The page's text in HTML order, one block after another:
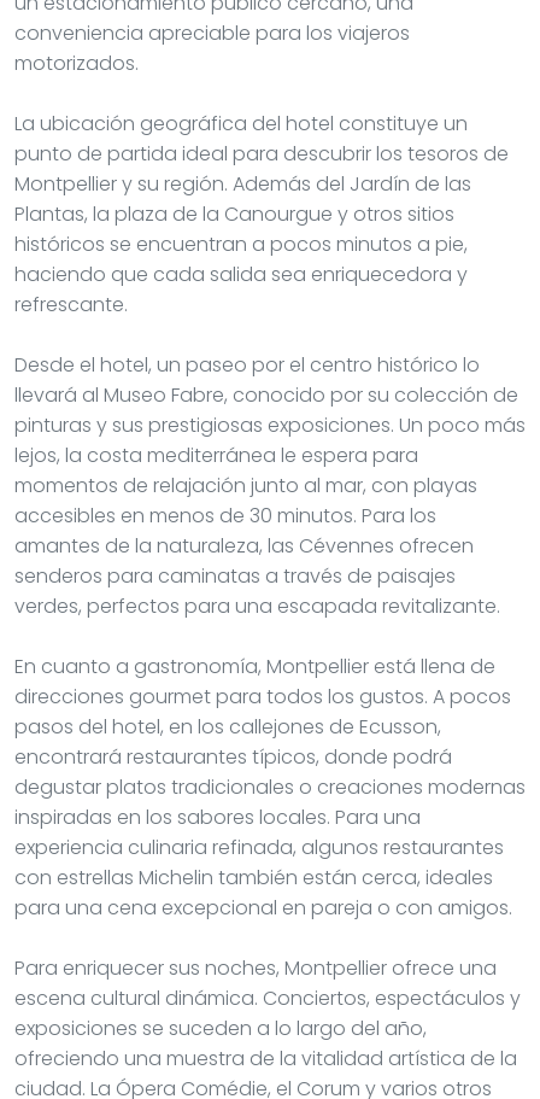
conveniencia apreciable para los viajeros
motorizados.
La ubicación geográfica del hotel constituye un
punto de partida ideal para descubrir los tesoros de
Montpellier y su región. Además del Jardín de las
Plantas, la plaza de la Canourgue y otros sitios
históricos se encuentran a pocos minutos a pie,
haciendo que cada salida sea enriquecedora y
refrescante.
Desde el hotel, un paseo por el centro histórico lo
llevará al Museo Fabre, conocido por su colección de
pinturas y sus prestigiosas exposiciones. Un poco más
lejos, la costa mediterránea le espera para
momentos de relajación junto al mar, con playas
accesibles en menos de 30 minutos. Para los
amantes de la naturaleza, las Cévennes ofrecen
senderos para caminatas a través de paisajes
verdes, perfectos para una escapada revitalizante.
En cuanto a gastronomía, Montpellier está llena de
direcciones gourmet para todos los gustos. A pocos
pasos del hotel, en los callejones de Ecusson,
encontrará restaurantes típicos, donde podrá
degustar platos tradicionales o creaciones modernas
inspiradas en los sabores locales. Para una
experiencia culinaria refinada, algunos restaurantes
con estrellas Michelin también están cerca, ideales
para una cena excepcional en pareja o con amigos.
Para enriquecer sus noches, Montpellier ofrece una
escena cultural dinámica. Conciertos, espectáculos y
exposiciones se suceden a lo largo del año,
ofreciendo una muestra de la vitalidad artística de la
ciudad. La Ópera Comédie, el Corum y varios otros